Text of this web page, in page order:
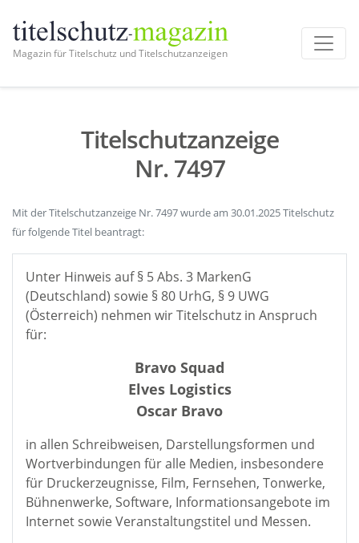
Magazin für Titelschutz und Titelschutzanzeigen
Titelschutzanzeige
Nr. 7497
Mit der Titelschutzanzeige Nr. 7497 wurde am 30.01.2025 Titelschutz
für folgende Titel beantragt:
Unter Hinweis auf § 5 Abs. 3 MarkenG
(Deutschland) sowie § 80 UrhG, § 9 UWG
(Österreich) nehmen wir Titelschutz in Anspruch
für:
Bravo Squad
Elves Logistics
Oscar Bravo
in allen Schreibweisen, Darstellungsformen und
Wortverbindungen für alle Medien, insbesondere
für Druckerzeugnisse, Film, Fernsehen, Tonwerke,
Bühnenwerke, Software, Informationsangebote im
Internet sowie Veranstaltungstitel und Messen.